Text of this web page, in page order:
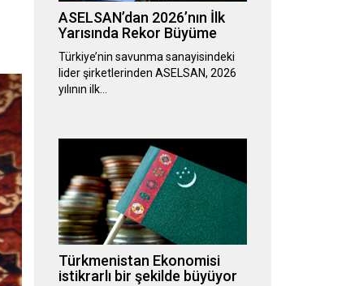
ASELSAN’dan 2026’nın İlk
Yarısında Rekor Büyüme
Türkiye’nin savunma sanayisindeki
lider şirketlerinden ASELSAN, 2026
yılının ilk…
Türkmenistan Ekonomisi
istikrarlı bir şekilde büyüyor